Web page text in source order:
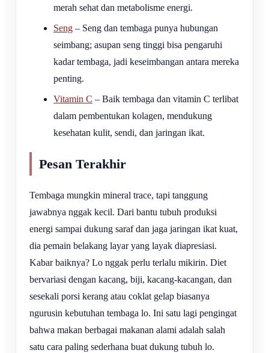
merah sehat dan metabolisme energi.
Seng – Seng dan tembaga punya hubungan
seimbang; asupan seng tinggi bisa pengaruhi
kadar tembaga, jadi keseimbangan antara mereka
penting.
Vitamin C – Baik tembaga dan vitamin C terlibat
dalam pembentukan kolagen, mendukung
kesehatan kulit, sendi, dan jaringan ikat.
Pesan Terakhir
Tembaga mungkin mineral trace, tapi tanggung
jawabnya nggak kecil. Dari bantu tubuh produksi
energi sampai dukung saraf dan jaga jaringan ikat kuat,
dia pemain belakang layar yang layak diapresiasi.
Kabar baiknya? Lo nggak perlu terlalu mikirin. Diet
bervariasi dengan kacang, biji, kacang-kacangan, dan
sesekali porsi kerang atau coklat gelap biasanya
ngurusin kebutuhan tembaga lo. Ini satu lagi pengingat
bahwa makan berbagai makanan alami adalah salah
satu cara paling sederhana buat dukung tubuh lo.